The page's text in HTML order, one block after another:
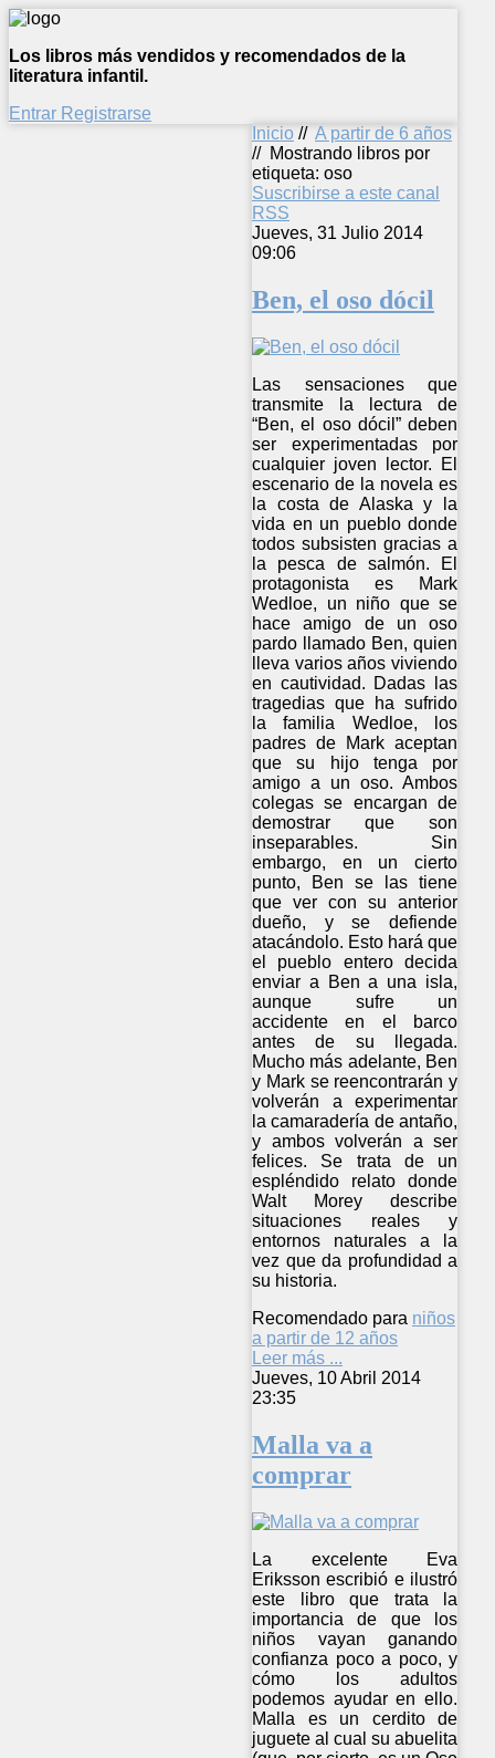
Los libros más vendidos y recomendados de la
literatura infantil.
Entrar Registrarse
Inicio // A partir de 6 años
// Mostrando libros por
etiqueta: oso
Suscribirse a este canal
RSS
Jueves, 31 Julio 2014
09:06
Ben, el oso dócil
Las sensaciones que
transmite la lectura de
“Ben, el oso dócil” deben
ser experimentadas por
cualquier joven lector. El
escenario de la novela es
la costa de Alaska y la
vida en un pueblo donde
todos subsisten gracias a
la pesca de salmón. El
protagonista es Mark
Wedloe, un niño que se
hace amigo de un oso
pardo llamado Ben, quien
lleva varios años viviendo
en cautividad. Dadas las
tragedias que ha sufrido
la familia Wedloe, los
padres de Mark aceptan
que su hijo tenga por
amigo a un oso. Ambos
colegas se encargan de
demostrar que son
inseparables. Sin
embargo, en un cierto
punto, Ben se las tiene
que ver con su anterior
dueño, y se defiende
atacándolo. Esto hará que
el pueblo entero decida
enviar a Ben a una isla,
aunque sufre un
accidente en el barco
antes de su llegada.
Mucho más adelante, Ben
y Mark se reencontrarán y
volverán a experimentar
la camaradería de antaño,
y ambos volverán a ser
felices. Se trata de un
espléndido relato donde
Walt Morey describe
situaciones reales y
entornos naturales a la
vez que da profundidad a
su historia.
Recomendado para niños
a partir de 12 años
Leer más ...
Jueves, 10 Abril 2014
23:35
Malla va a
comprar
La excelente Eva
Eriksson escribió e ilustró
este libro que trata la
importancia de que los
niños vayan ganando
confianza poco a poco, y
cómo los adultos
podemos ayudar en ello.
Malla es un cerdito de
juguete al cual su abuelita